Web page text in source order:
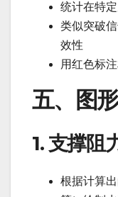
统计在特
类似突破
效性
用红色标
五、图
1. 支撑阻
根据计算